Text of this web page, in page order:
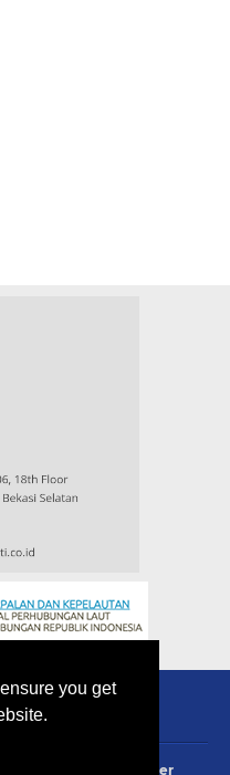
you get
Disclaimer